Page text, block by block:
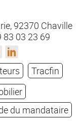
92370 Chaville
83 03 23 69
Tracfin
du mandataire